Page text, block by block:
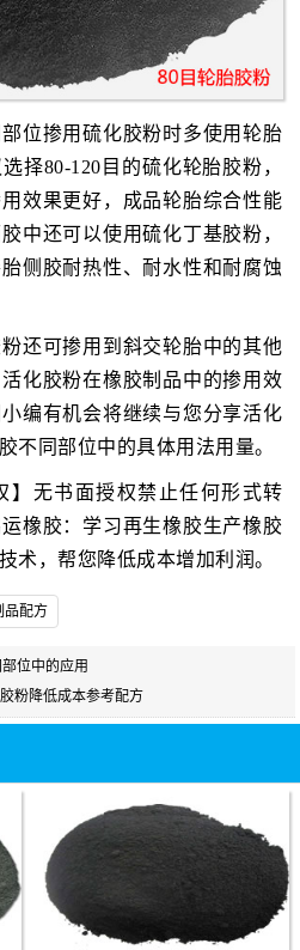
位掺用硫化胶粉时多使用轮胎
择80-120目的硫化轮胎胶粉，
效果更好，成品轮胎综合性能
中还可以使用硫化丁基胶粉，
侧胶耐热性、耐水性和耐腐蚀
还可掺用到斜交轮胎中的其他
化胶粉在橡胶制品中的掺用效
编有机会将继续与您分享活化
不同部位中的具体用法用量。
】无书面授权禁止任何形式转
橡胶：学习再生橡胶生产橡胶
术，帮您降低成本增加利润。
品配方
位中的应用
粉降低成本参考配方